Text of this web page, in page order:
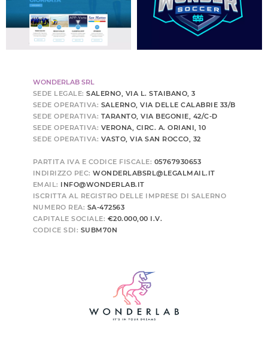
WONDERLAB SRL
SEDE LEGALE: SALERNO, VIA L. STAIBANO, 3
SEDE OPERATIVA: SALERNO, VIA DELLE CALABRIE 33/B
SEDE OPERATIVA: TARANTO, VIA BEGONIE, 42/C-D
SEDE OPERATIVA: VERONA, CIRC. A. ORIANI, 10
SEDE OPERATIVA: VASTO, VIA SAN ROCCO, 32
PARTITA IVA E CODICE FISCALE: 05767930653
INDIRIZZO PEC: WONDERLABSRL@LEGALMAIL.IT
EMAIL: INFO@WONDERLAB.IT
ISCRITTA AL REGISTRO DELLE IMPRESE DI SALERNO
NUMERO REA: SA-472563
CAPITALE SOCIALE: €20.000,00 I.V.
CODICE SDI: SUBM70N